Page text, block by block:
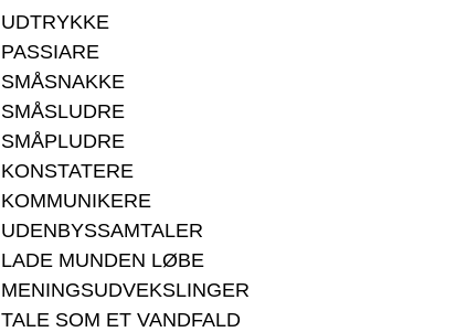
UDTRYKKE
PASSIARE
SMÅSNAKKE
SMÅSLUDRE
SMÅPLUDRE
KONSTATERE
KOMMUNIKERE
UDENBYSSAMTALER
LADE MUNDEN LØBE
MENINGSUDVEKSLINGER
TALE SOM ET VANDFALD